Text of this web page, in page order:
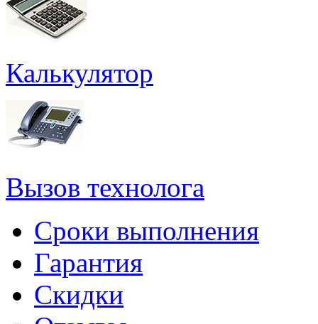
Калькулятор
Вызов технолога
Сроки выполнения
Гарантия
Скидки